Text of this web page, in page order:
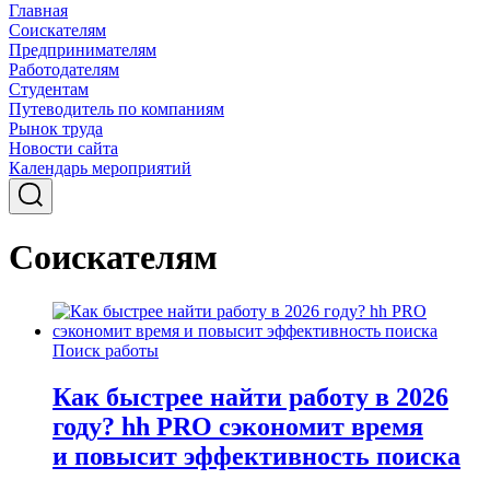
Главная
Соискателям
Предпринимателям
Работодателям
Студентам
Путеводитель по компаниям
Рынок труда
Новости сайта
Календарь мероприятий
Соискателям
Поиск работы
Как быстрее найти работу в 2026
году? hh PRO сэкономит время
и повысит эффективность поиска